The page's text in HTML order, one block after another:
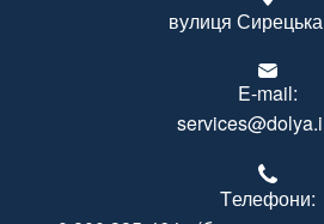
вулиця
E-mail:
Tелефони: